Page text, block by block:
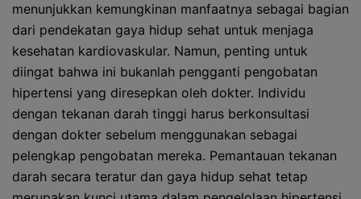
menunjukkan kemungkinan manfaatnya sebagai bagian
dari pendekatan gaya hidup sehat untuk menjaga
kesehatan kardiovaskular. Namun, penting untuk
diingat bahwa ini bukanlah pengganti pengobatan
hipertensi yang diresepkan oleh dokter. Individu
dengan tekanan darah tinggi harus berkonsultasi
dengan dokter sebelum menggunakan sebagai
pelengkap pengobatan mereka. Pemantauan tekanan
darah secara teratur dan gaya hidup sehat tetap